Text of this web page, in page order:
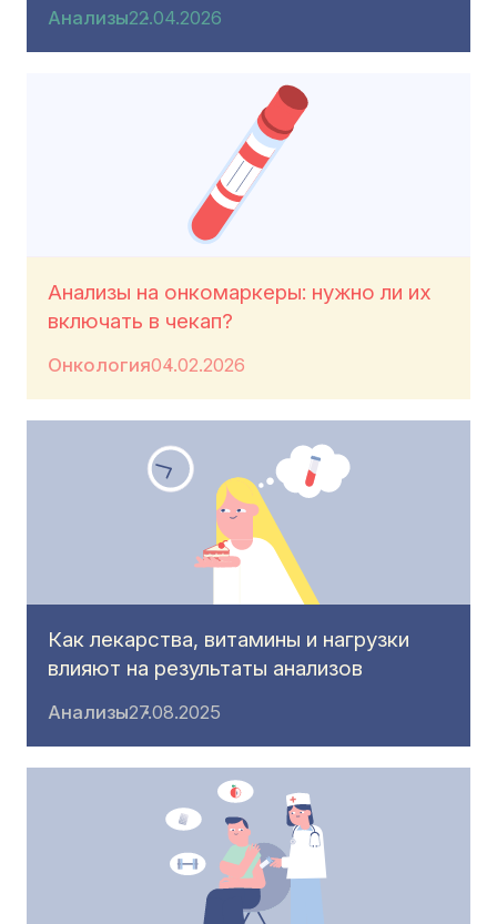
Анализы22.04.2026
Анализы на онкомаркеры: нужно ли их
включать в чекап?
Онкология04.02.2026
Как лекарства, витамины и нагрузки
влияют на результаты анализов
Анализы27.08.2025